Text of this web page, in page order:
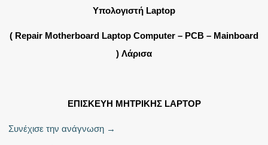
Υπολογιστή Laptop
( Repair Motherboard Laptop Computer – PCB – Mainboard
) Λάρισα
ΕΠΙΣΚΕΥΗ ΜΗΤΡΙΚΗΣ LAPTOP
Συνέχισε την ανάγνωση →